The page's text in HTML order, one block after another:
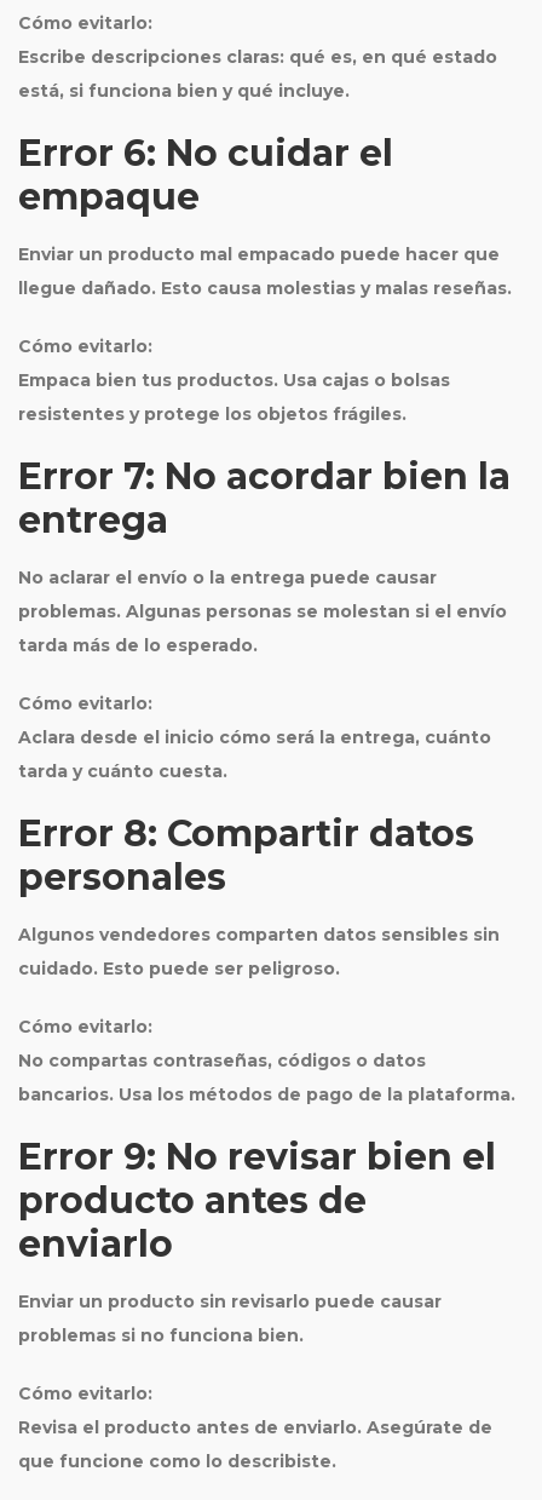
Cómo evitarlo:
Escribe descripciones claras: qué es, en qué estado
está, si funciona bien y qué incluye.
Error 6: No cuidar el
empaque
Enviar un producto mal empacado puede hacer que
llegue dañado. Esto causa molestias y malas reseñas.
Cómo evitarlo:
Empaca bien tus productos. Usa cajas o bolsas
resistentes y protege los objetos frágiles.
Error 7: No acordar bien la
entrega
No aclarar el envío o la entrega puede causar
problemas. Algunas personas se molestan si el envío
tarda más de lo esperado.
Cómo evitarlo:
Aclara desde el inicio cómo será la entrega, cuánto
tarda y cuánto cuesta.
Error 8: Compartir datos
personales
Algunos vendedores comparten datos sensibles sin
cuidado. Esto puede ser peligroso.
Cómo evitarlo:
No compartas contraseñas, códigos o datos
bancarios. Usa los métodos de pago de la plataforma.
Error 9: No revisar bien el
producto antes de
enviarlo
Enviar un producto sin revisarlo puede causar
problemas si no funciona bien.
Cómo evitarlo:
Revisa el producto antes de enviarlo. Asegúrate de
que funcione como lo describiste.